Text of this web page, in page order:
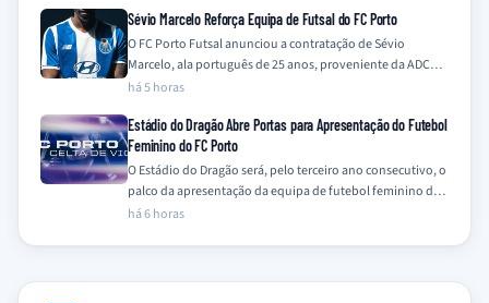
Sévio Marcelo Reforça Equipa de Futsal do FC Porto
O FC Porto Futsal anunciou a contratação de Sévio
Marcelo, ala português de 25 anos, proveniente da ADCR
Caxinas Poça Barca, para…
há 5 horas
Estádio do Dragão Abre Portas para Apresentação do Futebol
Feminino do FC Porto
O Estádio do Dragão será, pelo terceiro ano consecutivo, o
palco da apresentação da equipa de futebol feminino do
FC Porto, num…
há 6 horas